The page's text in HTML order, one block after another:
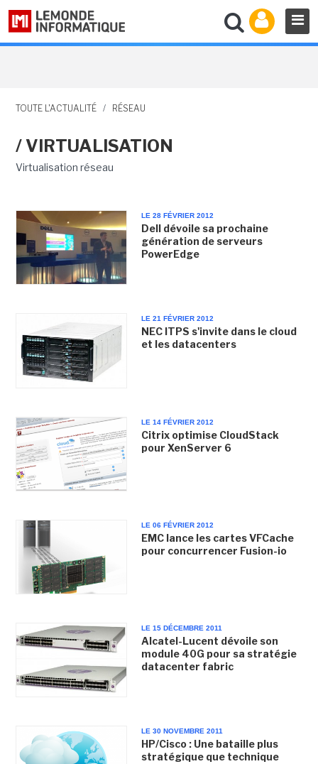
TOUTE L'ACTUALITÉ / RÉSEAU
/ VIRTUALISATION
Virtualisation réseau
LE 28 FÉVRIER 2012
Dell dévoile sa prochaine
génération de serveurs
PowerEdge
LE 21 FÉVRIER 2012
NEC ITPS s'invite dans le cloud
et les datacenters
LE 14 FÉVRIER 2012
Citrix optimise CloudStack
pour XenServer 6
LE 06 FÉVRIER 2012
EMC lance les cartes VFCache
pour concurrencer Fusion-io
LE 15 DÉCEMBRE 2011
Alcatel-Lucent dévoile son
module 40G pour sa stratégie
datacenter fabric
LE 30 NOVEMBRE 2011
HP/Cisco : Une bataille plus
stratégique que technique